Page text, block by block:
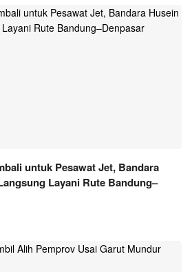
untuk Pesawat Jet, Bandara
Layani Rute Bandung–